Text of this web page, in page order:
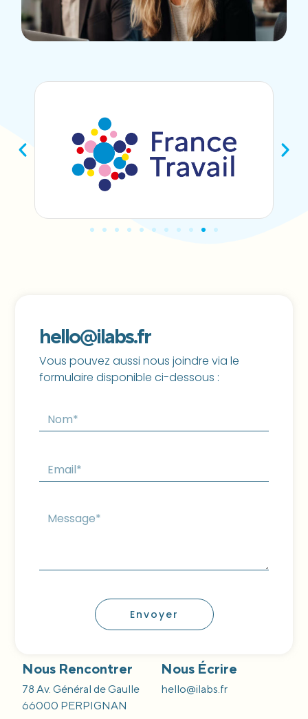
hello@ilabs.fr
Vous pouvez aussi nous joindre via le
formulaire disponible ci-dessous :
Envoyer
Nous Rencontrer
78 Av. Général de Gaulle
66000 PERPIGNAN
Nous Écrire
hello@ilabs.fr